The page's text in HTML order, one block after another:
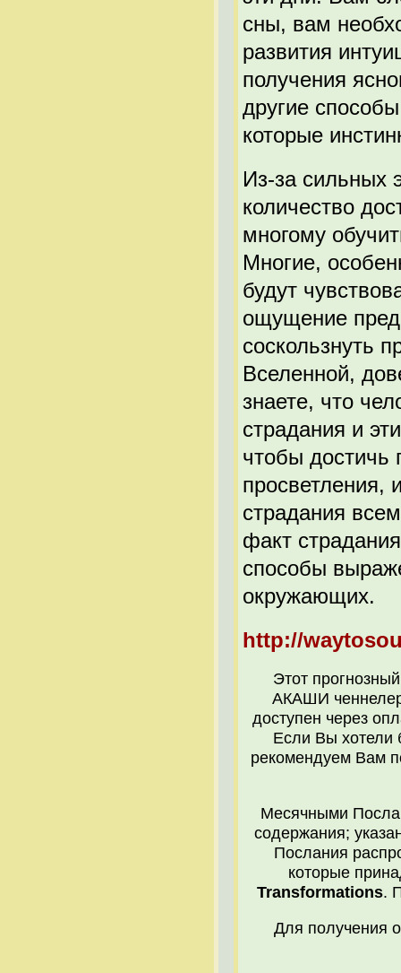
сны, вам
развития
получения
другие
которые
Из-за сильных
количество
многому
Многие,
будут
ощущение
соскользнуть
Вселенной,
знаете, что
страдания и
чтобы достичь
просветления,
страдания
факт
способы
окружающих.
http://
Этот
АКАШИ
доступен через
Если Вы хотели
рекомендуем Вам
Месячными
содержания;
Послания
которые
Transformations.
Для получения